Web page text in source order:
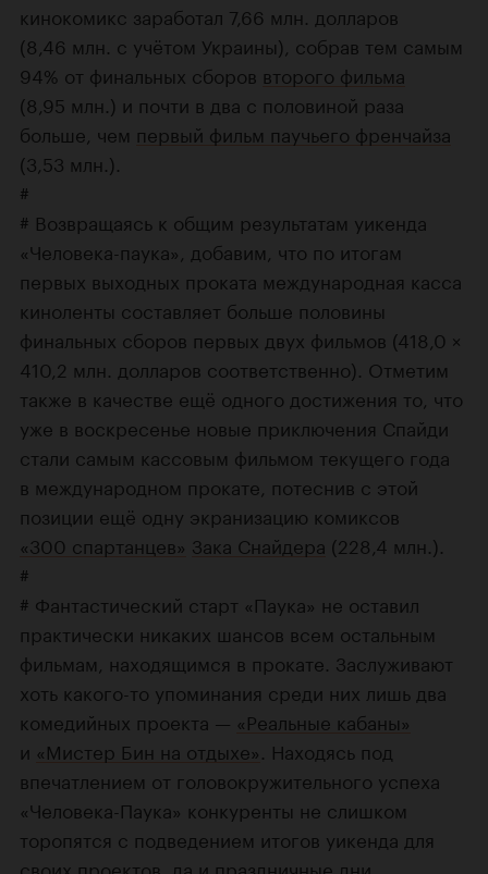
кинокомикс заработал 7,66 млн. долларов
(8,46 млн. с учётом Украины), собрав тем самым
94% от финальных сборов второго фильма
(8,95 млн.) и почти в два с половиной раза
больше, чем первый фильм паучьего френчайза
(3,53 млн.).
#
# Возвращаясь к общим результатам уикенда
«Человека-паука», добавим, что по итогам
первых выходных проката международная касса
киноленты составляет больше половины
финальных сборов первых двух фильмов (418,0 ×
410,2 млн. долларов соответственно). Отметим
также в качестве ещё одного достижения то, что
уже в воскресенье новые приключения Спайди
стали самым кассовым фильмом текущего года
в международном прокате, потеснив с этой
позиции ещё одну экранизацию комиксов
«300 спартанцев» Зака Снайдера (228,4 млн.).
#
# Фантастический старт «Паука» не оставил
практически никаких шансов всем остальным
фильмам, находящимся в прокате. Заслуживают
хоть какого-то упоминания среди них лишь два
комедийных проекта — «Реальные кабаны»
и «Мистер Бин на отдыхе» . Находясь под
впечатлением от головокружительного успеха
«Человека-Паука» конкуренты не слишком
торопятся с подведением итогов уикенда для
своих проектов, да и праздничные дни